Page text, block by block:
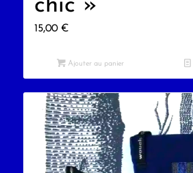
chic »
15,00 €
Ajouter au panier